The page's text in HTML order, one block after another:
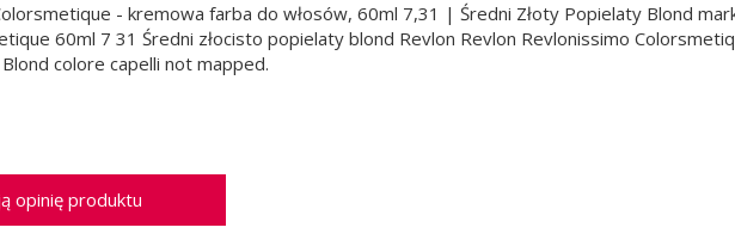
- kremowa farba do włosów, 60ml 7,31 | Średni Złoty Popielaty Blond
60ml 7 31 Średni złocisto popielaty blond Revlon Revlon Revlonissimo
colore capelli not mapped.
opinię produktu